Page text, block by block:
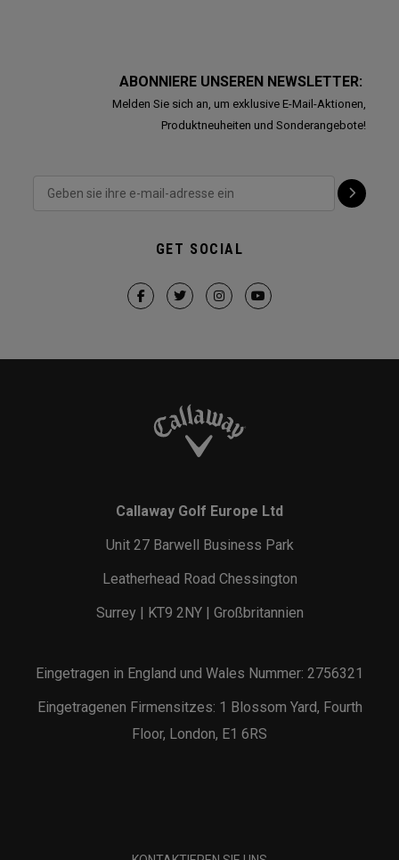
ABONNIERE UNSEREN NEWSLETTER:
Melden Sie sich an, um exklusive E-Mail-Aktionen,
Produktneuheiten und Sonderangebote!
GET SOCIAL
Callaway Golf Europe Ltd
Unit 27 Barwell Business Park
Leatherhead Road Chessington
Surrey | KT9 2NY | Großbritannien
Eingetragen in England und Wales Nummer: 2756321
Eingetragenen Firmensitzes: 1 Blossom Yard, Fourth
Floor, London, E1 6RS